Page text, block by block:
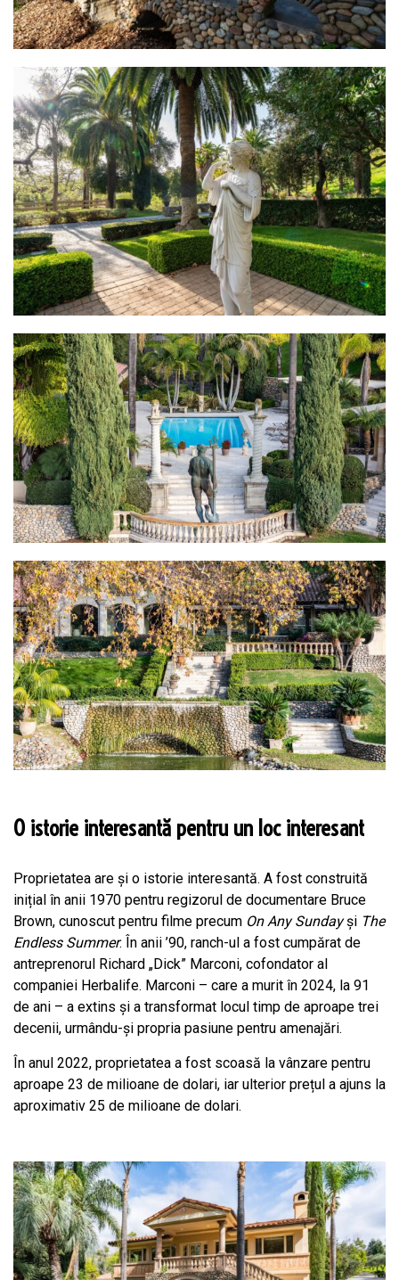
O istorie interesantă pentru un loc interesant
Proprietatea are și o istorie interesantă. A fost construită
inițial în anii 1970 pentru regizorul de documentare Bruce
Brown, cunoscut pentru filme precum On Any Sundayși The
Endless Summer. În anii ’90, ranch-ul a fost cumpărat de
antreprenorul Richard „Dick” Marconi, cofondator al
companiei Herbalife. Marconi – care a murit în 2024, la 91
de ani – a extins și a transformat locul timp de aproape trei
decenii, urmându-și propria pasiune pentru amenajări.
În anul 2022, proprietatea a fost scoasă la vânzare pentru
aproape 23 de milioane de dolari, iar ulterior prețul a ajuns la
aproximativ 25 de milioane de dolari.